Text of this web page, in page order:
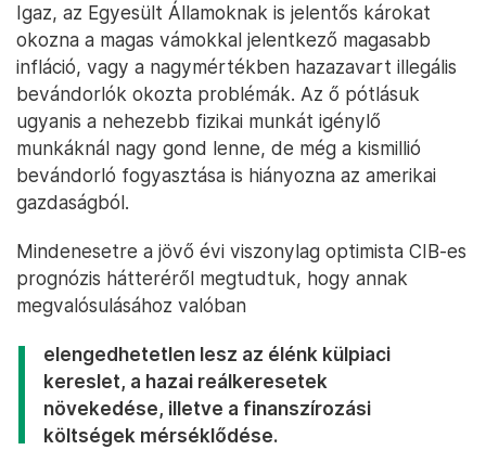
Igaz, az Egyesült Államoknak is jelentős károkat
okozna a magas vámokkal jelentkező magasabb
infláció, vagy a nagymértékben hazazavart illegális
bevándorlók okozta problémák. Az ő pótlásuk
ugyanis a nehezebb fizikai munkát igénylő
munkáknál nagy gond lenne, de még a kismillió
bevándorló fogyasztása is hiányozna az amerikai
gazdaságból.
Mindenesetre a jövő évi viszonylag optimista CIB-es
prognózis hátteréről megtudtuk, hogy annak
megvalósulásához valóban
elengedhetetlen lesz az élénk külpiaci
kereslet, a hazai reálkeresetek
növekedése, illetve a finanszírozási
költségek mérséklődése.